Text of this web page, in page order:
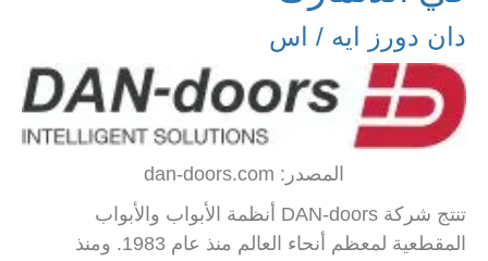
دان دورز ايه / اس
المصدر: dan-doors.com
تنتج شركة DAN-doors أنظمة الأبواب والأبواب
المقطعية لمعظم أنحاء العالم منذ عام 1983. ومنذ